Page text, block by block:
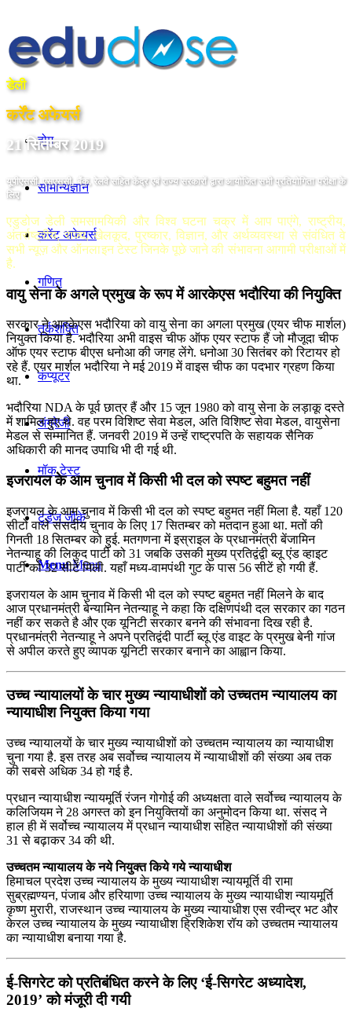
होम
सामान्यज्ञान
करेंट अफेयर्स
गणित
तर्कशक्ति
कंप्यूटर
अंग्रेजी
मॉक टेस्ट
टुडेज जीके
Menu Menu
डेली
कर्रेंट अफेयर्स
21 सितम्बर 2019
यूपीएससी, एसएससी, बैंक, रेलवे सहित केंद्र एबं राज्य सरकारों द्वारा आयोजित सभी प्रतियोगिता परीक्षा के
लिए
एडुडोज डेली समसामयिकी और विश्व घटना चक्र में आप पाएंगे, राष्ट्रीय,
अंतर्राष्ट्रीय, राज्य, खेलकूद, पुरष्कार, विज्ञान, और अर्थव्यवस्था से संवंधित वे
सभी न्यूज़ और ऑनलाइन टेस्ट जिनके पूछे जाने की संभावना आगामी परीक्षाओं में
है.
वायु सेना के अगले प्रमुख के रूप में आरकेएस भदौरिया की नियुक्ति
सरकार ने आरकेएस भदौरिया को वायु सेना का अगला प्रमुख (एयर चीफ मार्शल)
नियुक्त किया है. भदौरिया अभी वाइस चीफ ऑफ एयर स्टाफ हैं जो मौजूदा चीफ
ऑफ एयर स्टाफ बीएस धनोआ की जगह लेंगे. धनोआ 30 सितंबर को रिटायर हो
रहे हैं. एयर मार्शल भदौरिया ने मई 2019 में वाइस चीफ का पदभार ग्रहण किया
था.
भदौरिया NDA के पूर्व छात्र हैं और 15 जून 1980 को वायु सेना के लड़ाकू दस्ते
में शामिल हुए थे. वह परम विशिष्ट सेवा मेडल, अति विशिष्ट सेवा मेडल, वायुसेना
मेडल से सम्मानित हैं. जनवरी 2019 में उन्हें राष्ट्रपति के सहायक सैनिक
अधिकारी की मानद उपाधि भी दी गई थी.
इजरायल के आम चुनाव में किसी भी दल को स्पष्ट बहुमत नहीं
इजरायल के आम चुनाव में किसी भी दल को स्पष्ट बहुमत नहीं मिला है. यहाँ 120
सीटों वाले संसदीय चुनाव के लिए 17 सितम्बर को मतदान हुआ था. मतों की
गिनती 18 सितम्बर को हुई. मतगणना में इस्राइल के प्रधानमंत्री बेंजामिन
नेतन्याहू की लिकुद पार्टी को 31 जबकि उसकी मुख्य प्रतिद्वंद्वी ब्लू एंड व्हाइट
पार्टी को 32 सीटें मिली. यहाँ मध्य-वामपंथी गुट के पास 56 सीटें हो गयी हैं.
इजरायल के आम चुनाव में किसी भी दल को स्पष्ट बहुमत नहीं मिलने के बाद
आज प्रधानमंत्री बेन्यामिन नेतन्याहू ने कहा कि दक्षिणपंथी दल सरकार का गठन
नहीं कर सकते है और एक यूनिटी सरकार बनने की संभावना दिख रही है.
प्रधानमंत्री नेतन्याहू ने अपने प्रतिद्वंदी पार्टी ब्लू एंड वाइट के प्रमुख बेनी गांज
से अपील करते हुए व्यापक यूनिटी सरकार बनाने का आह्वान किया.
उच्‍च न्‍यायालयों के चार मुख्‍य न्‍यायाधीशों को उच्‍चतम न्‍यायालय का
न्‍यायाधीश नियुक्त किया गया
उच्‍च न्‍यायालयों के चार मुख्‍य न्‍यायाधीशों को उच्‍चतम न्‍यायालय का न्‍यायाधीश
चुना गया है. इस तरह अब सर्वोच्‍च न्‍यायालय में न्‍यायाधीशों की संख्‍या अब तक
की सबसे अधिक 34 हो गई है.
प्रधान न्‍यायाधीश न्‍यायमूर्ति रंजन गोगोई की अध्‍यक्षता वाले सर्वोच्‍च न्‍यायालय के
कलिजियम ने 28 अगस्‍त को इन नियुक्तियों का अनुमोदन किया था. संसद ने
हाल ही में सर्वोच्‍च न्‍यायालय में प्रधान न्‍यायाधीश सहित न्‍यायाधीशों की संख्‍या
31 से बढ़ाकर 34 की थी.
उच्‍चतम न्‍यायालय के नये नियुक्त किये गये न्‍यायाधीश
हिमाचल प्रदेश उच्‍च न्‍यायालय के मुख्‍य न्‍यायाधीश न्‍यायमूर्ति वी रामा
सुब्रह्मण्‍यन, पंजाब और हरियाणा उच्‍च न्‍यायालय के मुख्‍य न्‍यायाधीश न्‍यायमूर्ति
कृष्‍ण मुरारी, राजस्‍थान उच्‍च न्‍यायालय के मुख्‍य न्‍यायाधीश एस रवीन्‍द्र भट और
केरल उच्‍च न्‍यायालय के मुख्‍य न्‍यायाधीश ह्रिशिकेश रॉय को उच्‍चतम न्‍यायालय
का न्‍यायाधीश बनाया गया है.
ई-सिगरेट को प्रतिबंधित करने के लिए ‘ई-सिगरेट अध्यादेश,
2019’ को मंजूरी दी गयी